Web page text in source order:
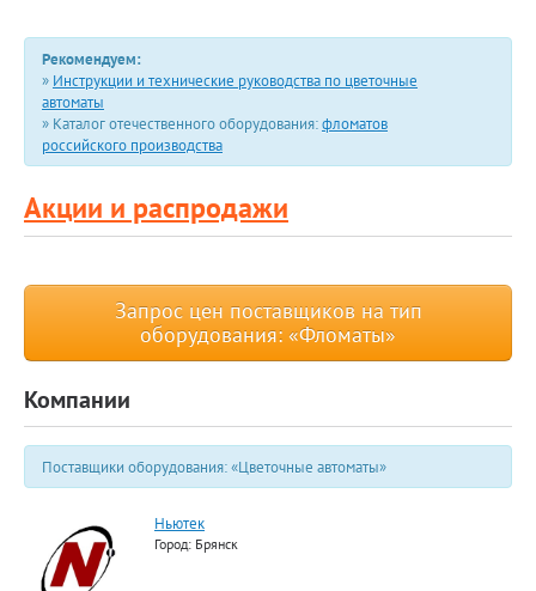
Рекомендуем:
» Инструкции и технические руководства по цветочные
автоматы
» Каталог отечественного оборудования:фломатов
российского производства
Акции и распродажи
Запрос цен поставщиков на тип
оборудования: «Фломаты»
Компании
Поставщики оборудования: «Цветочные автоматы»
Ньютек
Город: Брянск